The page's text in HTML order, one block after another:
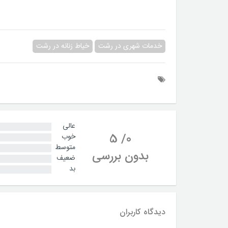
خدمات شهری در رشت خیاط زنانه در رشت
0
/
5
بدون بررسی
عالی
خوب
متوسط
ضعیف
بد
دیدگاه کاربران